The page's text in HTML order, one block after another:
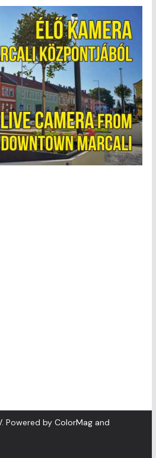
. Powered by ColorMagand